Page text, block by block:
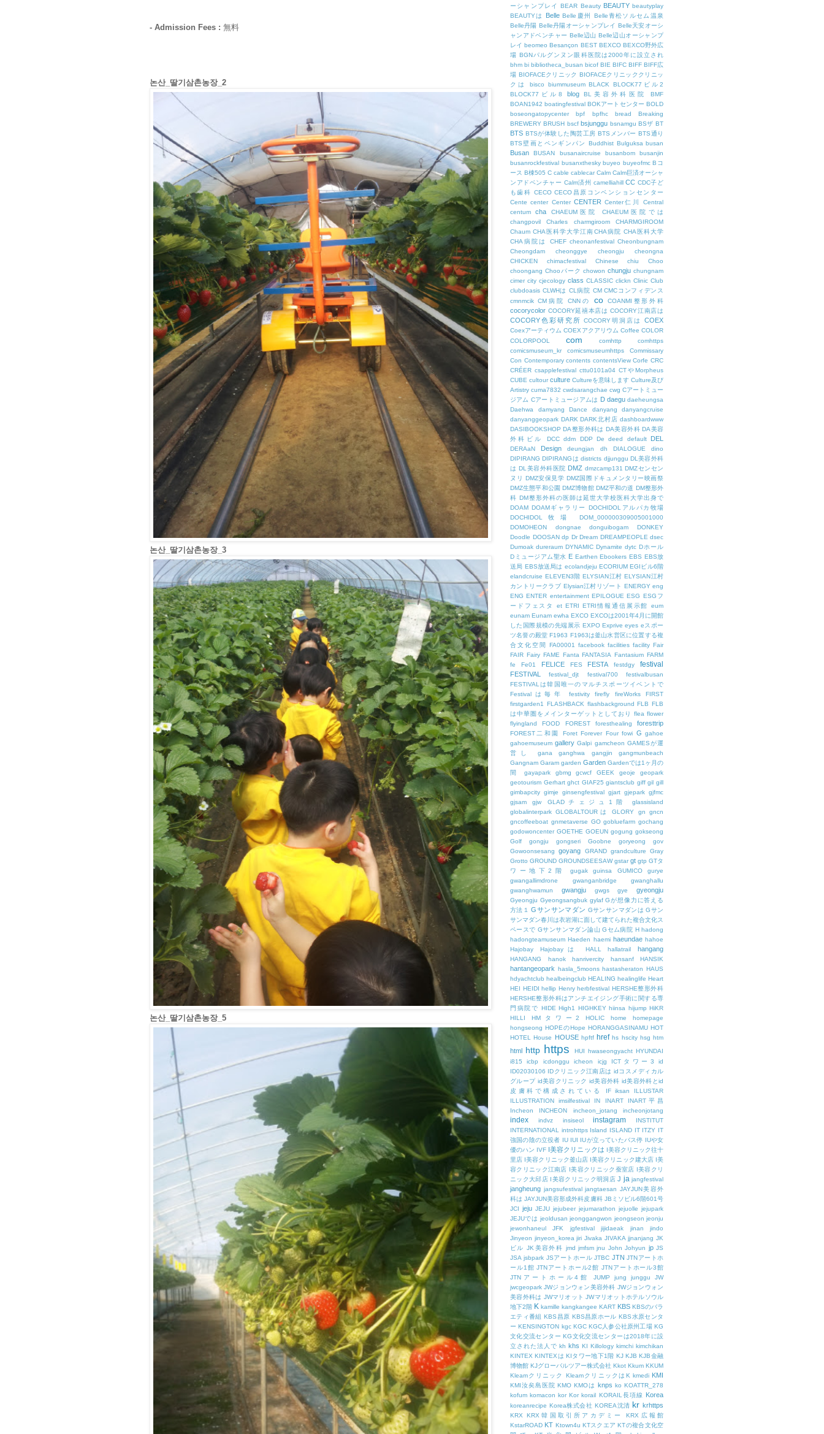
- Admission Fees : 無料
논산_딸기삼촌농장_2
논산_딸기삼촌농장_3
논산_딸기삼촌농장_5
ーシャンプレイ
BEAR Beauty BEAUTY beautyplay
BEAUTYは
Belle Belle慶州
Belle青松ソルセム温泉
Belle丹陽 Belle丹陽オーシャンプレイ Belle天安オーシ
ャンアドベンチャー Belle辺山 Belle辺山オーシャンプ
レイ beomeo Besançon BEST BEXCO BEXCO野外広
場 BGNパルグンヌン眼科医院は2000年に設立され
bhm bi bibliotheca_busan bicof BIE BIFC BIFF BIFF広
場 BIOFACEクリニック BIOFACEクリニッククリニッ
クは
bisco biummuseum BLACK
BLOCK77ビル2
BLOCK77ビル8
blog BL美容外科医院
BMF
BOAN1942 boatingfestival BOKアートセンター BOLD
boseongatopycenter
bpf bpfhc bread
Breaking
BREWERY BRUSH bscf bsjunggu bsnamgu BSザ BT
BTS BTSが体験した陶芸工房 BTSメンバー BTS通り
BTS壁画とペンギンパン
Buddhist Bulguksa busan
Busan BUSAN busanaircruise busanbom
busanjin
busanrockfestival busanxthesky buyeo buyeofmc Bコ
ース B棟505 C cable cablecar Calm Calm巨済オーシャ
ンアドベンチャー Calm済州 camelliahill CC CDC子ど
も歯科 CECO CECO昌原コンベンションセンター
Cente center Center CENTER Center仁川
Central
centum
cha CHAEUM医院
CHAEUM医院では
changpovil
Charles charmgiroom
CHARMGIROOM
Chaum CHA医科学大学江南CHA病院 CHA医科大学
CHA病院は
CHEF cheonanfestival Cheonbungnam
Cheongdam
cheonggye cheongju
cheongna
CHICKEN
chimacfestival Chinese chiu
Choo
choongang Chooパーク chowon chungju chungnam
cimer city cjecology class CLASSIC clickn Clinic Club
clubdoasis CLWHは CL病院 CM CMCコンフィデンス
cmnmcik CM病院 CNNの co COANMI整形外科
cocorycolor COCORY延禧本店は COCORY江南店は
COCORY色彩研究所 COCORY明洞店は COEX
Coexアーティウム COEXアクアリウム Coffee COLOR
COLORPOOL
com comhttp
comhttps
comicsmuseum_kr
comicsmuseumhttps
Commissary
Con Contemporary contents contentsView Corfe CRC
CRÉER csapplefestival cttu0101a04 CTやMorpheus
CUBE cultour culture Cultureを意味します Culture及び
Artistry cuma7832 cwdsarangchae cwg Cアートミュー
ジアム Cアートミュージアムは D daegu daeheungsa
Daehwa
damyang Dance danyang
danyangcruise
danyanggeopark DARK DARK北村店 dashboardwww
DASIBOOKSHOP DA整形外科は DA美容外科 DA美容
外科ビル
DCC ddm DDP De deed default DEL
DERAaN Design deungjan dh DIALOGUE
dino
DIPIRANG DIPIRANGは districts djjunggu DL美容外科
は DL美容外科医院 DMZ dmzcamp131 DMZセンセン
ヌリ DMZ安保見学 DMZ国際ドキュメンタリー映画祭
DMZ生態平和公園 DMZ博物館 DMZ平和の道 DM整形外
科 DM整形外科の医師は延世大学校医科大学出身で
DOAM DOAMギャラリー
DOCHIDOLアルパカ牧場
DOCHIDOL牧場
DOM_000000309005001000
DOMOHEON
dongnae donguibogam
DONKEY
Doodle DOOSAN dp Dr Dream DREAMPEOPLE dsec
Dumoak dureraum DYNAMIC Dynamite dytc Dホール
Dミュージアム聖水 E Earthen Ebookers EBS EBS放
送局 EBS放送局は ecolandjeju ECORIUM EGIビル6階
elandcruise ELEVEN3階 ELYSIAN江村 ELYSIAN江村
カントリークラブ Elysian江村リゾート ENERGY eng
ENG ENTER entertainment EPILOGUE ESG ESGフ
ードフェスタ
et ETRI ETRI情報通信展示館
eum
eunam Eunam ewha EXCO EXCOは2001年4月に開館
した国際規模の先端展示 EXPO Exprive eyes eスポー
ツ名誉の殿堂 F1963 F1963は釜山水営区に位置する複
合文化空間
FA00001 facebook facilities facility Fair
FAIR Fairy FAME Fanta FANTASIA Fantasium FARM
fe
Fe01 FELICE FES FESTA festdgy festival
FESTIVAL festival_djt festival700
festivalbusan
FESTIVALは韓国唯一のマルチスポーツイベントで
Festivalは毎年
festivity firefly fireWorks
FIRST
firstgarden1
FLASHBACK flashbackground FLB FLB
は中華圏をメインターゲットとしており
flea flower
flyingland
FOOD FOREST foresthealing foresttrip
FOREST二和園 Foret Forever Four fowi G gahoe
gahoemuseum gallery Galpi gamcheon GAMESが運
営し
gana ganghwa gangjin
gangmunbeach
Gangnam Garam garden Garden Gardenでは1ヶ月の
間
gayapark gbmg gcwcf GEEK geoje
geopark
geotourism Gerhart ghct GIAF25 giantsclub giff gil gill
gimbapcity gimje ginsengfestival gjart gjepark gjfmc
gjsam
gjw GLADチェジュ1階
glassisland
globalinterpark GLOBALTOURは GLORY gn
gncn
gncoffeeboat gnmetaverse GO gobluefarm gochang
godowoncenter GOETHE GOEUN gogung gokseong
Golf
gongju gongseri Goobne goryeong
gov
Gowoonsesang
goyang GRAND grandculture
Gray
Grotto GROUND GROUNDSEESAW gstar gt gtp GTタ
ワー地下2階
gugak guinsa GUMICO
gurye
gwangallimdrone
gwanganbridge
gwanghallu
gwanghwamun
gwangju gwgs gye gyeongju
Gyeongju Gyeongsangbuk gylaf Gが想像力に答える
方法１
Gサンサンマダン Gサンサンマダンは Gサン
サンマダン春川は衣岩湖に面して建てられた複合文化ス
ペースで Gサンサンマダン論山 Gセム病院 H hadong
hadongteamuseum Haeden haemi haeundae hahoe
Hajobay
Hajobayは HALL hallatrail hangang
HANGANG hanok hanrivercity hansanf HANSIK
hantangeopark hasla_5moons hastasheraton HAUS
hdyachtclub healbeingclub HEALING healinglife Heart
HEI HEIDI hellip Henry herbfestival HERSHE整形外科
HERSHE整形外科はアンチエイジング手術に関する専
門病院で HIDE High1 HIGHKEY hiinsa hijump HiKR
HILLI
HMタワー2 HOLIC home
homepage
hongseong HOPEのHope HORANGGASINAMU HOT
HOTEL
House HOUSE hpftf href hs hscity hsg htm
html http https HUI hwaseongyacht HYUNDAI
i815
icbp icdonggu icheon icjg ICTタワー3
id
ID02030106 IDクリニック江南店は idコスメディカル
グループ id美容クリニック id美容外科 id美容外科とid
皮膚科で構成されている
IF iksan
ILLUSTAR
ILLUSTRATION
imsilfestival IN INART
INART平昌
Incheon
INCHEON incheon_jotang incheonjotang
index indvz insiseol instagram
INSTITUT
INTERNATIONAL
introhttps Island ISLAND IT ITZY IT
強国の陰の立役者 IU IUI IUが立っていたバス停 IUや女
優のハン IVF I美容クリニックは I美容クリニック往十
里店 I美容クリニック釜山店 I美容クリニック建大店 I美
容クリニック江南店 I美容クリニック蚕室店 I美容クリ
ニック大邱店 I美容クリニック明洞店 J ja jangfestival
jangheung jangsufestival jangtaesan JAYJUN美容外
科は JAYJUN美容形成外科皮膚科 JBミソビル6階601号
JCI jeju JEJU jejubeer jejumarathon jejuolle jejupark
JEJUでは jeoldusan jeonggangwon jeongseon jeonju
jewonhaneul
JFK jgfestival jijidaeak jinan
jindo
Jinyeon jinyeon_korea jiri Jivaka JIVAKA jjnanjang JK
ビル JK美容外科 jmd jmfsm jnu John Johyun jp JS
JSA jsbpark JSアートホール JTBC JTN JTNアートホ
ール1館 JTNアートホール2館 JTNアートホール3館
JTNアートホール4館
JUMP jung junggu
JW
jwcgeopark JWジョンウォン美容外科 JWジョンウォン
美容外科は JWマリオット JWマリオットホテルソウル
地下2階 K kamille kangkangee KART KBS KBSのバラ
エティ番組 KBS昌原 KBS昌原ホール KBS水原センタ
ー KENSINGTON kgc KGC KGC人参公社原州工場 KG
文化交流センター KG文化交流センターは2018年に設
立された法人で kh khs KI Killology kimchi kimchikan
KINTEX KINTEXは KIタワー地下1階 KJ KJB KJB金融
博物館 KJグローバルツアー株式会社 Kkot Kkum KKUM
Kleamクリニック
KleamクリニックはK kmedi KMI
KMI汝矣島医院 KMO KMOは knps ko KOATTR_278
kofum komacon kor Kor korail KORAIL長項線 Korea
koreanrecipe Korea株式会社 KOREA沈清 kr krhttps
KRX KRX韓国取引所アカデミー
KRX広報館
KstarROAD KT Ktown4u KTスクエア KTの複合文化空